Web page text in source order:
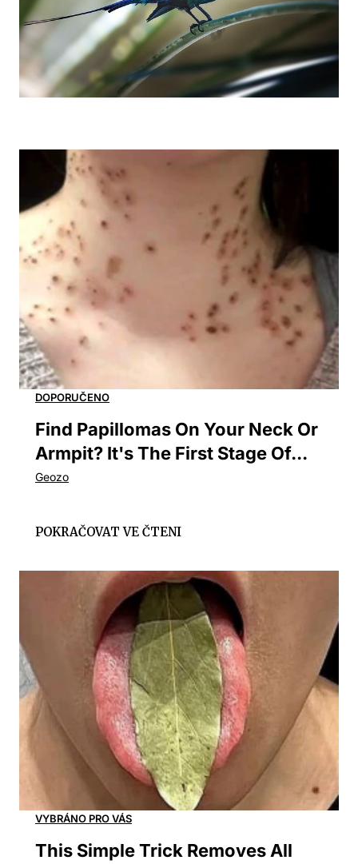
Find Papillomas On Your Neck Or
Armpit? It's The First Stage Of...
This Simple Trick Removes All